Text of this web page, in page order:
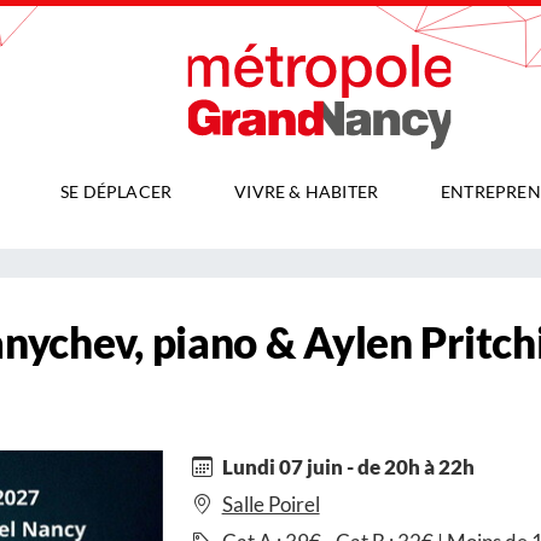
SE DÉPLACER VIVRE & HABITER
piano & Aylen
Lundi 07 juin - de 20h à 22h
Salle Poirel